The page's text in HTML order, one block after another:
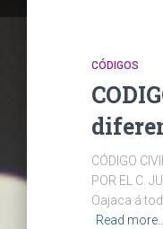
CÓDIGOS
CÓDIGO
POR EL C.
Oajaca á
Read more…